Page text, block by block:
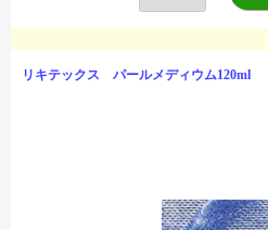
リキテックス パールメディウム120ml